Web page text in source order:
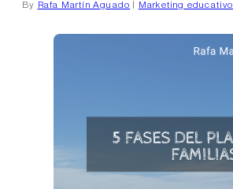
By Rafa Martín Aguado Marketing educativo